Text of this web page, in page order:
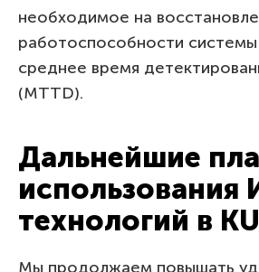
необходимое на
работоспособности системы
среднее время
(MTTD).
Дальнейшие
использования
технологий в
Мы продолжаем повышать